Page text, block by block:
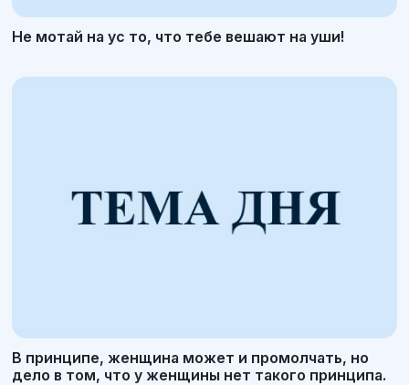
Не мотай на ус то, что тебе вешают на уши!
В принципе, женщина может и промолчать, но
дело в том, что у женщины нет такого принципа.